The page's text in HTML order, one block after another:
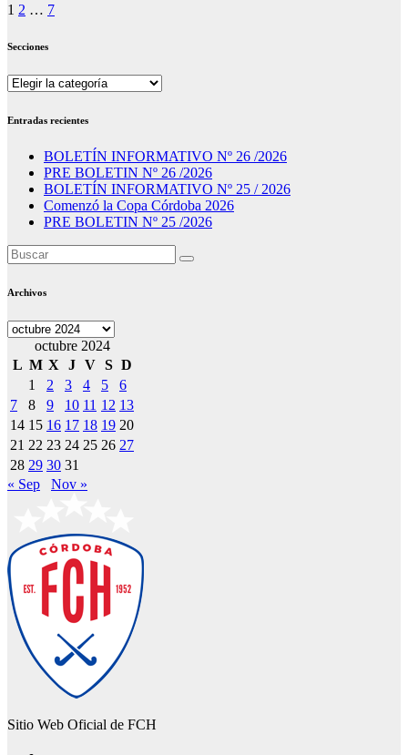
Paginación
de
1 2 … 7
Secciones
Secciones
Entradas recientes
BOLETÍN INFORMATIVO Nº 26 /2026
PRE BOLETIN Nº 26 /2026
BOLETÍN INFORMATIVO Nº 25 / 2026
Comenzó la Copa Córdoba 2026
PRE BOLETIN Nº 25 /2026
Archivos
Archivos
octubre 2024
L M X J V S D
1
2 3 4 5
6
7
8 9 10 11 12 13
14 15 16 17 18 19 20
21 22 23 24 25 26 27
28 29 30 31
« Sep
Nov »
Sitio Web Oficial de FCH